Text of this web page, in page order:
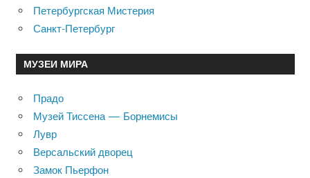
Петербургская Мистерия
Санкт-Петербург
МУЗЕИ МИРА
Прадо
Музей Тиссена — Борнемисы
Лувр
Версальский дворец
Замок Пьерфон